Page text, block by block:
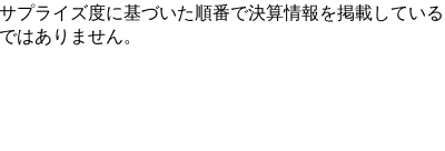
プライズ度に基づいた順番で決算情報を掲載して
はありません。